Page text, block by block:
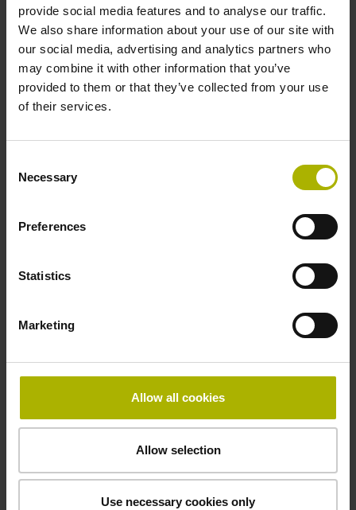
provide social media features and to analyse our traffic.
We also share information about your use of our site with
our social media, advertising and analytics partners who
may combine it with other information that you’ve
provided to them or that they’ve collected from your use
of their services.
Selection
Necessary
Preferences
Statistics
Marketing
Allow all cookies
Allow selection
Use necessary cookies only
Hinweise_zur_Nutzung_der_NC-Programme.pdf
Programmdateien
1020_de.h
1020.h
Produkttypen
TNC 640 TNC 320
Bearbeitungsposition NC-Programm
Programmierplatz VirtualBox